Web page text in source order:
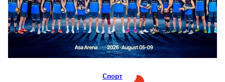
Спорт